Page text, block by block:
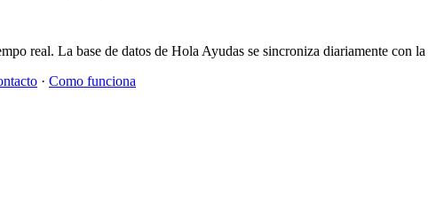
real. La base de datos de Hola Ayudas se sincroniza diariamente con la
· Como funciona